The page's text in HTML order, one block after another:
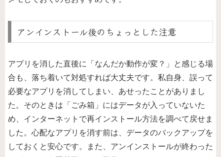
アンインストール後のちょっとした注意
アプリを消した直後に「なんだか動作が変？」と感じる場
合も、落ち着いて対処すれば大丈夫です。私自身、誤って
必要なアプリを消してしまい、あせったことがありまし
た。そのときは「ごみ箱」にはデータが入っていないた
め、インターネットで再インストール方法を調べて戻せま
した。心配なアプリを消す前は、データのバックアップを
しておくと安心です。また、アンインストールが終わった